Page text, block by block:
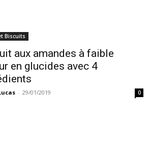
Biscuits
aux amandes à faible
en glucides avec 4
- 29/01/2019 0